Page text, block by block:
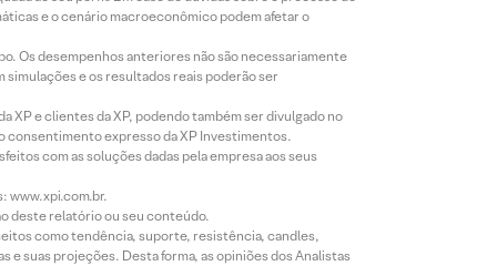
e o cenário macroeconômico podem afetar o
Os desempenhos anteriores não são necessariamente
e os resultados reais poderão ser
e clientes da XP, podendo também ser divulgado no
consentimento expresso da XP Investimentos.
com as soluções dadas pela empresa aos seus
www.xpi.com.br.
deste relatório ou seu conteúdo.
como tendência, suporte, resistência, candles,
e suas projeções. Desta forma, as opiniões dos Analistas